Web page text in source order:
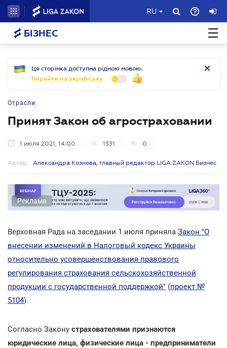
RU
БІЗНЕС
Ця сторінка доступна рідною мовою.
Перейти на українську
Отрасли
Принят Закон об агростраховании
1 июля 2021, 14:00 1331 0
Автор: Александра Кознова, главный редактор LIGA ZAKON Бизнес
Реклама
Верховная Рада на заседании 1 июля приняла Закон "О
внесении изменений в Налоговый кодекс Украины
относительно усовершенствования правового
регулирования страхования сельскохозяйственной
продукции с государственной поддержкой" (проект №
5104).
Согласно Закону страхователями признаются
юридические лица, физические лица - предприниматели